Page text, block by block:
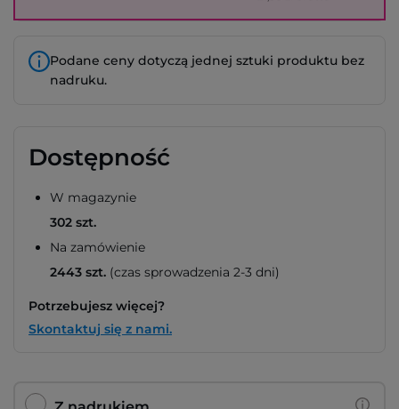
Podane ceny dotyczą jednej sztuki produktu bez
nadruku.
Dostępność
W magazynie
302 szt.
Na zamówienie
2443 szt. (czas sprowadzenia 2-3 dni)
Potrzebujesz więcej?
Skontaktuj się z nami.